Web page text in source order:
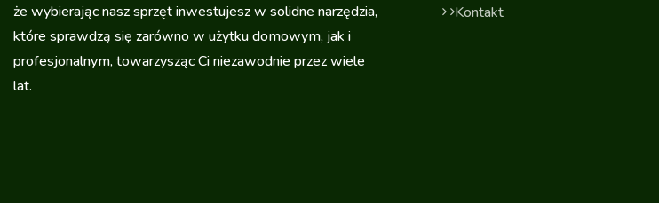
że wybierając nasz sprzęt inwestujesz w solidne narzędzia,
które sprawdzą się zarówno w użytku domowym, jak i
profesjonalnym, towarzysząc Ci niezawodnie przez wiele
lat.
Kontakt